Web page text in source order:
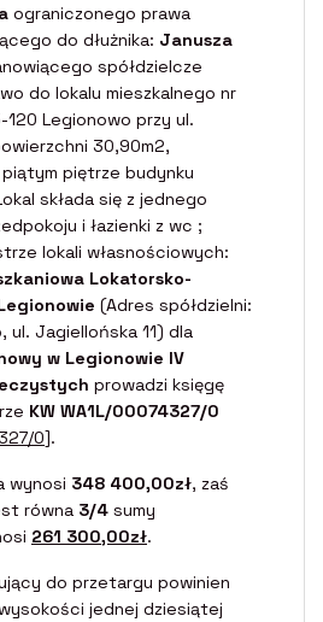
ograniczonego prawa
do dłużnika: Janusza
spółdzielcze
do lokalu mieszkalnego nr
Legionowo przy ul.
30,90m2,
piętrze budynku
składa się z jednego
i łazienki z wc ;
lokali własnościowych:
Lokatorsko-
(Adres spółdzielni:
ul. Jagiellońska 11) dla
w Legionowie IV
prowadzi księgę
KW WA1L/00074327/0
0].
wynosi 348 400,00zł, zaś
równa 3/4 sumy
261 300,00zł.
do przetargu powinien
jednej dziesiątej